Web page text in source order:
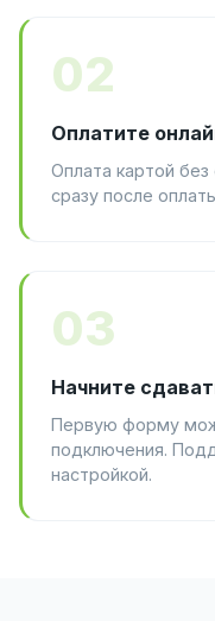
02
Оплатите
Оплата картой
сразу после
03
Начните
Первую форму
подключения.
настройкой.